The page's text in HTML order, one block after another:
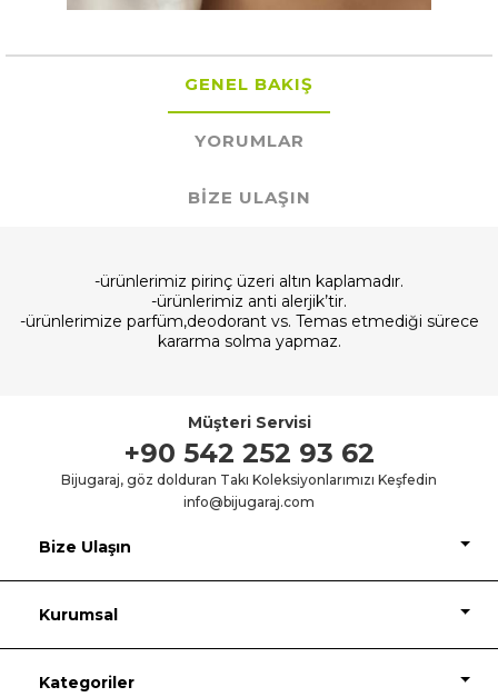
GENEL BAKIŞ
YORUMLAR
BIZE ULAŞIN
-ürünlerimiz pirinç üzeri altın kaplamadır.
-ürünlerimiz anti alerjik’tir.
-ürünlerimize parfüm,deodorant vs. Temas etmediği sürece
kararma solma yapmaz.
Müşteri Servisi
+90 542 252 93 62
Bijugaraj, göz dolduran Takı Koleksiyonlarımızı Keşfedin
info@bijugaraj.com
Bize Ulaşın
Kurumsal
Kategoriler